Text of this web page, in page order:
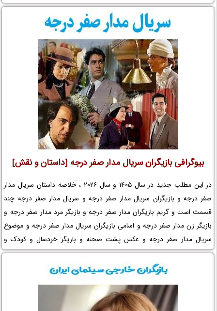
بازیگران فیلم سی و سه روز و موضوع فیلم سی و سه روز و عکس پشت صحنه
و بازیگر خردسال و کودک و لوکیشن فیلم 33 روز و بیوگرافی بازیگران فیلم
عوامل ساخت فیلم سی و سه روز را در نم نمک ببینید.
بیوگرافی بازیگران سریال مدار صفر درجه [داستان و نقش]
در این مطلب جدید در سال 1405 و سال 2026 ، خلاصه داستان سریال مدار
صفر درجه و بازیگران سریال مدار صفر درجه و سریال مدار صفر درجه چند
قسمت است و گریم بازیگران مدار صفر درجه و بازیگر مرد مدار صفر درجه و
بازیگر زن مدار صفر درجه و اسامی بازیگران سریال مدار صفر درجه و موضوع
سریال مدار صفر درجه و عکس پشت صحنه و بازیگر خردسال و کودک و
لوکیشن سریال مدار صفر درجه و بیوگرافی بازیگران مجموعه تلویزیونی مدار
صفر درجه و فیلم مدار صفر درجه و افتخارات مدار صفر درجه و جوایز مدار صفر